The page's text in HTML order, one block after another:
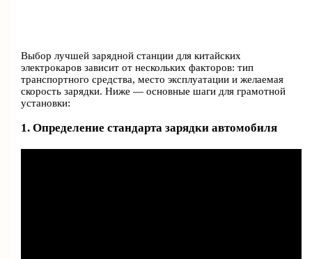
Выбор лучшей зарядной станции для китайских
электрокаров зависит от нескольких факторов: тип
транспортного средства, место эксплуатации и желаемая
скорость зарядки. Ниже — основные шаги для грамотной
установки:
1. Определение стандарта зарядки автомобиля